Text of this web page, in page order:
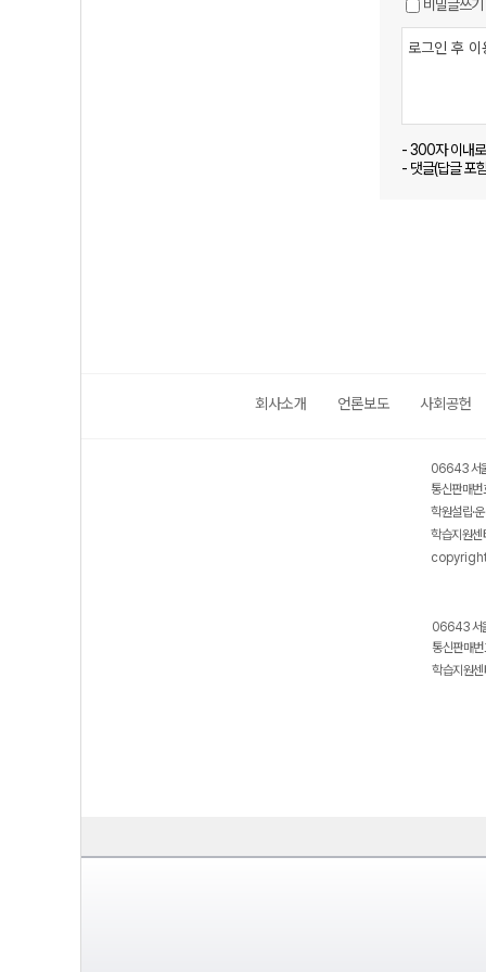
비밀글쓰기
- 300자 이내
- 댓글(답글 포
회사소개 언론보도 사회공헌
06643 서
통신판매
학원설립·
학습지원
06643 서
통신판매
학습지원